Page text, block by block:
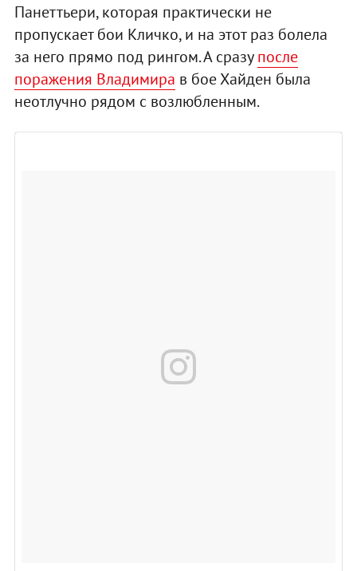
Панеттьери, которая практически не
пропускает бои Кличко, и на этот раз болела
за него прямо под рингом. А сразупосле
поражения Владимира в бое Хайден была
неотлучно рядом с возлюбленным.